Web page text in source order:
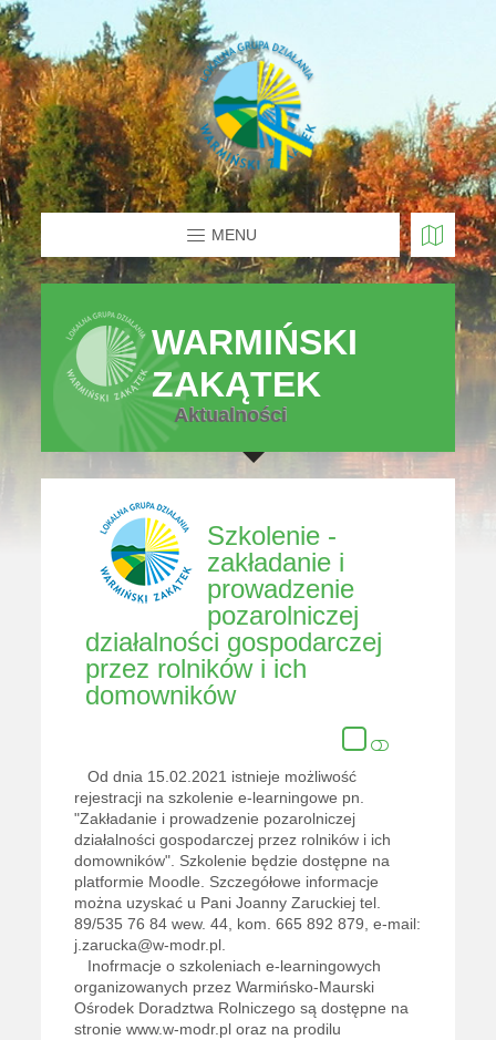
MENU
WARMIŃSKI
ZAKĄTEK
Aktualności
Szkolenie -
zakładanie i
prowadzenie
pozarolniczej
działalności gospodarczej
przez rolników i ich
domowników
Od dnia 15.02.2021 istnieje możliwość
rejestracji na szkolenie e-learningowe pn.
"Zakładanie i prowadzenie pozarolniczej
działalności gospodarczej przez rolników i ich
domowników". Szkolenie będzie dostępne na
platformie Moodle. Szczegółowe informacje
można uzyskać u Pani Joanny Zaruckiej tel.
89/535 76 84 wew. 44, kom. 665 892 879, e-mail:
j.zarucka@w-modr.pl.
Inofrmacje o szkoleniach e-learningowych
organizowanych przez Warmińsko-Maurski
Ośrodek Doradztwa Rolniczego są dostępne na
stronie www.w-modr.pl oraz na prodilu